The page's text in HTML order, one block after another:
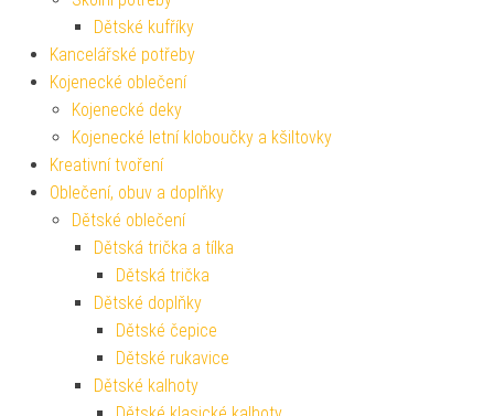
Dětské kufříky
Kancelářské potřeby
Kojenecké oblečení
Kojenecké deky
Kojenecké letní kloboučky a kšiltovky
Kreativní tvoření
Oblečení, obuv a doplňky
Dětské oblečení
Dětská trička a tílka
Dětská trička
Dětské doplňky
Dětské čepice
Dětské rukavice
Dětské kalhoty